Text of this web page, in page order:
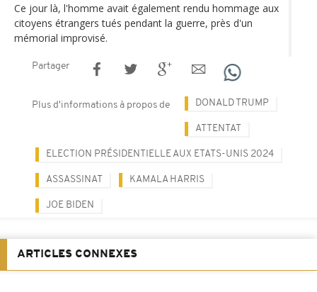
Ce jour là, l'homme avait également rendu hommage aux
citoyens étrangers tués pendant la guerre, près d'un
mémorial improvisé.
Partager
Plus d'informations à propos de DONALD TRUMP
ATTENTAT
ELECTION PRÉSIDENTIELLE AUX ETATS-UNIS 2024
ASSASSINAT KAMALA HARRIS
JOE BIDEN
ARTICLES CONNEXES